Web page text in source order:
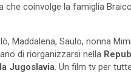
coinvolge la famiglia
Maddalena, Saulo, nonna
di riorganizzarsi nella
Jugoslavia . Un film tv per